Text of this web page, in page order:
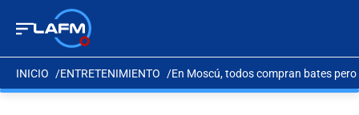
INICIO ENTRETENIMIENTO En Moscú, todos compran bates